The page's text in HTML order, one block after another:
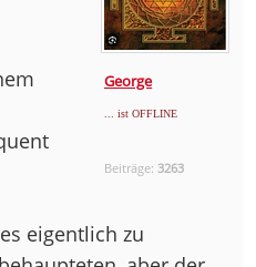
George
... ist OFFLINE
Beiträge:3263
eigentlich zu